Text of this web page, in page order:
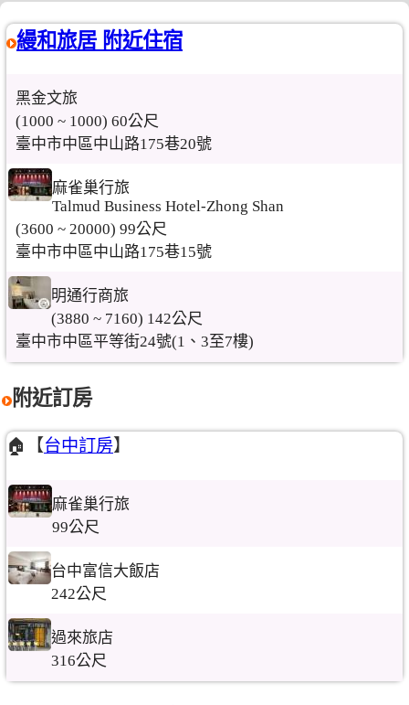
縵和旅居 附近住宿
黑金文旅
(1000 ~ 1000) 60公尺
臺中市中區中山路175巷20號
麻雀巢行旅
Talmud Business Hotel-Zhong Shan
(3600 ~ 20000) 99公尺
臺中市中區中山路175巷15號
明通行商旅
(3880 ~ 7160) 142公尺
臺中市中區平等街24號(1、3至7樓)
附近訂房
🏠【台中訂房】
麻雀巢行旅
99公尺
台中富信大飯店
242公尺
過來旅店
316公尺